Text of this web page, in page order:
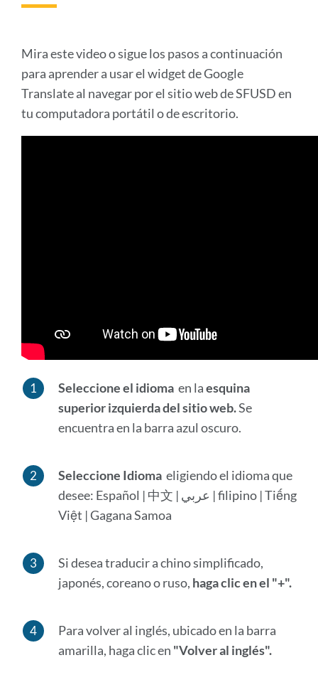
Mira este video o sigue los pasos a continuación
para aprender a usar el widget de Google
Translate al navegar por el sitio web de SFUSD en
tu computadora portátil o de escritorio.
Seleccione el idiomaen laesquina
superior izquierda del sitio web.Se
encuentra en la barra azul oscuro.
Seleccione Idiomaeligiendo el idioma que
desee: Español | 中文 | عربي | filipino | Tiếng
Việt | Gagana Samoa
Si desea traducir a chino simplificado,
japonés, coreano o ruso, haga clic en el "+".
Para volver al inglés, ubicado en la barra
amarilla, haga clic en "Volver al inglés".